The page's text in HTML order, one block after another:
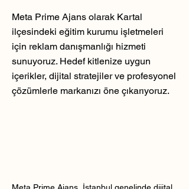
Meta Prime Ajans olarak Kartal
ilçesindeki eğitim kurumu işletmeleri
için reklam danışmanlığı hizmeti
sunuyoruz. Hedef kitlenize uygun
içerikler, dijital stratejiler ve profesyonel
çözümlerle markanızı öne çıkarıyoruz.